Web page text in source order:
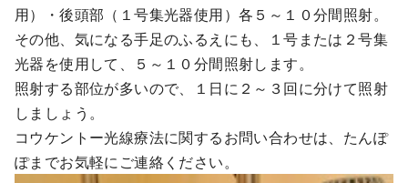
用）・後頭部（１号集光器使用）各５～１０分間照射。
その他、気になる手足のふるえにも、１号または２号集
光器を使用して、５～１０分間照射します。
照射する部位が多いので、１日に２～３回に分けて照射
しましょう。
コウケントー光線療法に関するお問い合わせは、たんぽ
ぽまでお気軽にご連絡ください。